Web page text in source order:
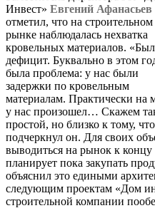
Инвест» Евгений Афанасьев
отметил, что на строительном
рынке наблюдалась нехватка
кровельных материалов. «Был
дефицит. Буквально в этом
была проблема: у нас были
задержки по кровельным
материалам. Практически на
у нас произошел… Скажем
простой, но близко к тому,
подчеркнул он. Для своих
выводиться на рынок к
планирует пока закупать
объяснил это едиными
следующим проектам «Дом
строительной компании